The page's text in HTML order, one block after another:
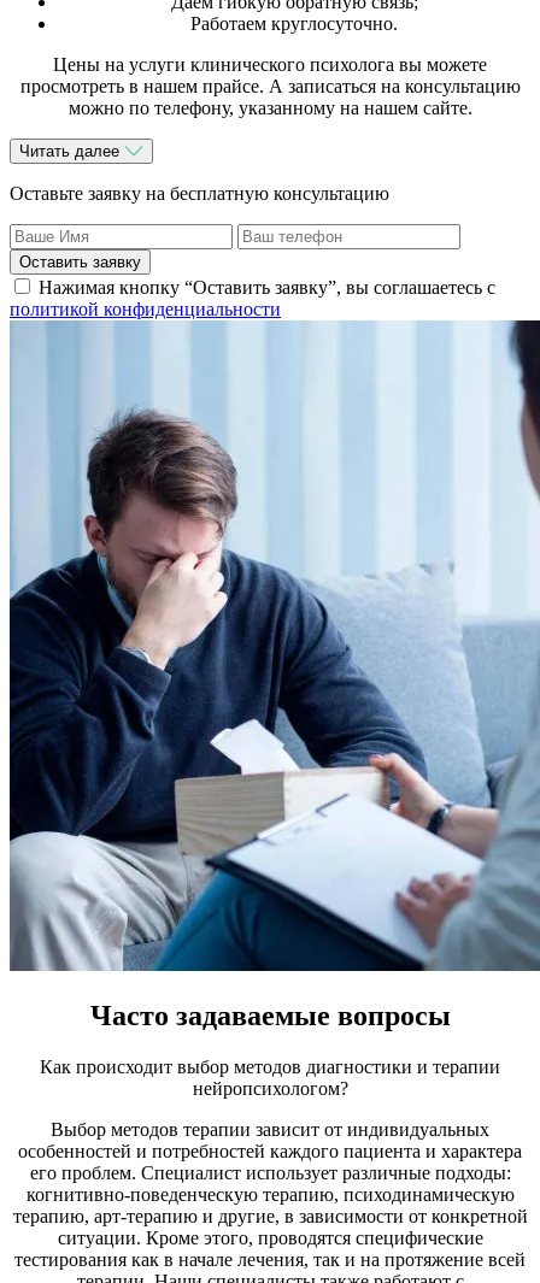
Работаем круглосуточно.
Цены на услуги клинического психолога вы можете
просмотреть в нашем прайсе. А записаться на консультацию
можно по телефону, указанному на нашем сайте.
Читать далее
Оставьте заявку на бесплатную консультацию
Оставить заявку
Нажимая кнопку “Оставить заявку”, вы соглашаетесь с
политикой конфиденциальности
Часто задаваемые вопросы
Как происходит выбор методов диагностики и терапии
нейропсихологом?
Выбор методов терапии зависит от индивидуальных
особенностей и потребностей каждого пациента и характера
его проблем. Специалист использует различные подходы:
когнитивно-поведенческую терапию, психодинамическую
терапию, арт-терапию и другие, в зависимости от конкретной
ситуации. Кроме этого, проводятся специфические
тестирования как в начале лечения, так и на протяжение всей